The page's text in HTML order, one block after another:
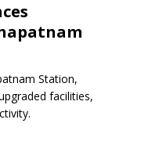
Station,
facilities,